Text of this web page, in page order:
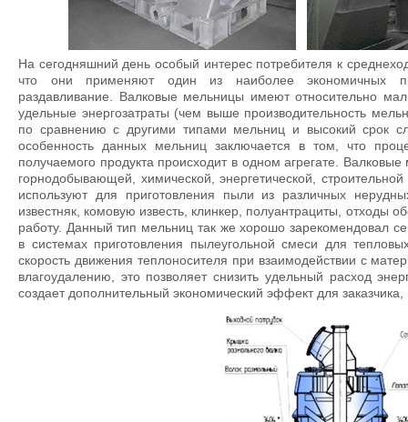
На сегодняшний день особый интерес потребителя к
что они применяют один из наиболее экономичных
раздавливание. Валковые мельницы имеют относительно
удельные энергозатраты (чем выше производительность
по сравнению с другими типами мельниц и высокий срок
особенность данных мельниц заключается в том, что
получаемого продукта происходит в одном агрегате.
горнодобывающей, химической, энергетической,
используют для приготовления пыли из различных
известняк, комовую известь, клинкер, полуантрациты, отходы
работу. Данный тип мельниц так же хорошо зарекомендовал
в системах приготовления пылеугольной смеси для
скорость движения теплоносителя при взаимодействии с
влагоудалению, это позволяет снизить удельный расход
создает дополнительный экономический эффект для